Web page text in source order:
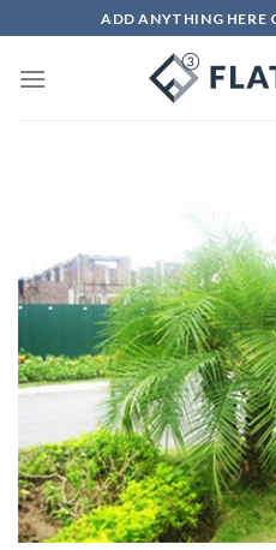
to
content
ADD ANYTHING HERE